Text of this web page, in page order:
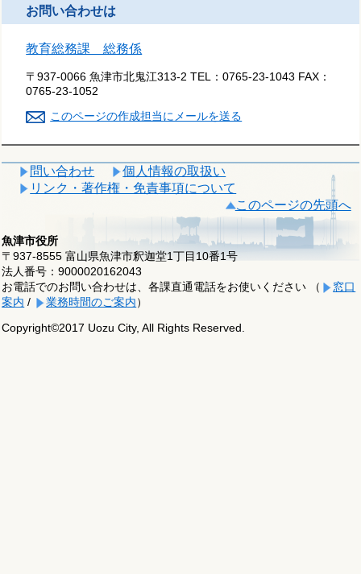
お問い合わせは
教育総務課 総務係
〒937-0066 魚津市北鬼江313-2 TEL：0765-23-1043 FAX：
0765-23-1052
このページの作成担当にメールを送る
問い合わせ
個人情報の取扱い
リンク・著作権・免責事項について
このページの先頭へ
魚津市役所
〒937-8555 富山県魚津市釈迦堂1丁目10番1号
法人番号：9000020162043
お電話でのお問い合わせは、各課直通電話をお使いください （
窓口
案内 / 業務時間のご案内）
Copyright©2017 Uozu City, All Rights Reserved.